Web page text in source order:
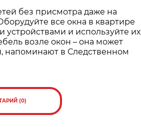
без присмотра даже на
все окна в квартире
и используйте их
возле окон – она может
напоминают в Следственном
(0)